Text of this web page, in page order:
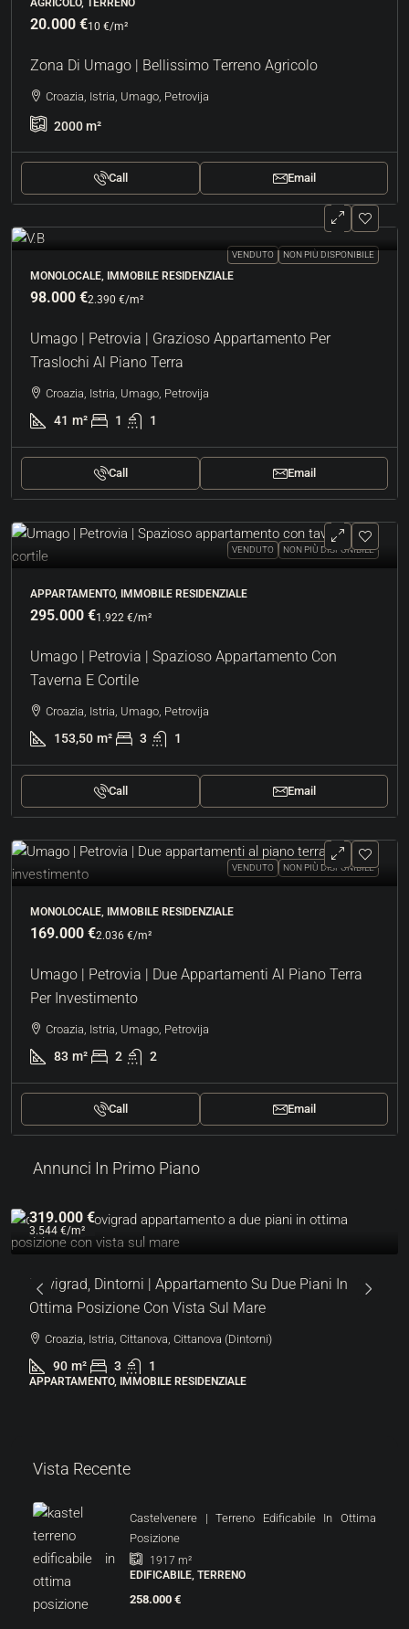
20.000 €10 €/m²
Zona Di Umago | Bellissimo Terreno Agricolo
Croazia, Istria, Umago, Petrovija
2000m²
Call Email
VENDUTO NON PIÙ DISPONIBILE
MONOLOCALE, IMMOBILE RESIDENZIALE
98.000 €2.390 €/m²
Umago | Petrovia | Grazioso Appartamento Per
Traslochi Al Piano Terra
Croazia, Istria, Umago, Petrovija
41 m² 1 1
Call Email
VENDUTO NON PIÙ DISPONIBILE
APPARTAMENTO, IMMOBILE RESIDENZIALE
295.000 €1.922 €/m²
Umago | Petrovia | Spazioso Appartamento Con
Taverna E Cortile
Croazia, Istria, Umago, Petrovija
153,50 m² 3 1
Call Email
VENDUTO NON PIÙ DISPONIBILE
MONOLOCALE, IMMOBILE RESIDENZIALE
169.000 €2.036 €/m²
Umago | Petrovia | Due Appartamenti Al Piano Terra
Per Investimento
Croazia, Istria, Umago, Petrovija
83 m² 2 2
Call Email
Annunci In Primo Piano
319.000 €
3.544 €/m²
Novigrad, Dintorni | Appartamento Su Due Piani In
Ottima Posizione Con Vista Sul Mare
Croazia, Istria, Cittanova, Cittanova (Dintorni)
90 m² 3 1
APPARTAMENTO, IMMOBILE RESIDENZIALE
Vista Recente
Castelvenere | Terreno Edificabile In Ottima
Posizione
1917 m²
EDIFICABILE, TERRENO
258.000 €